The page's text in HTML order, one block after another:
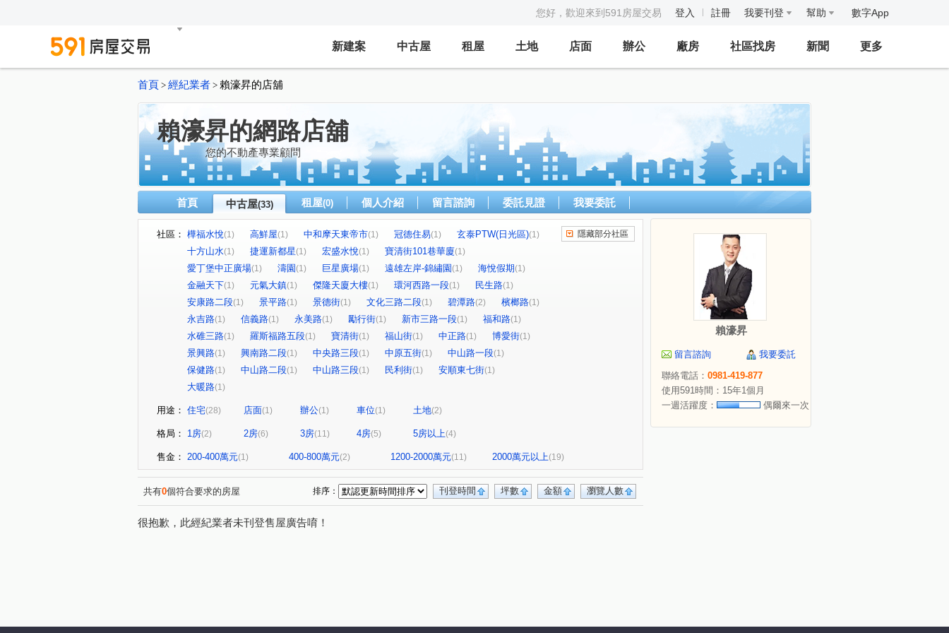
您好，歡迎來到591房屋交易 登入 註冊 我要刊登 幫助 數字App
新建案 中古屋 租屋 土地 店面 辦公 廠房 社區找房 新聞 更多
首頁 > 經紀業者 > 賴濠昇的店舖
賴濠昇的網路店舖
您的不動產專業顧問
首頁 中古屋(33) 租屋(0) 個人介紹 留言諮詢 委託見證 我要委託
社區： 樺福水悅(1) 高鮮屋(1) 中和摩天東帝市(1) 冠德住易(1) 玄泰PTW(日光區)(1)
十方山水(1) 捷運新都星(1) 宏盛水悅(1) 寶清街101巷華廈(1)
愛丁堡中正廣場(1) 濤園(1) 巨星廣場(1) 遠雄左岸-錦繡園(1) 海悅假期(1)
金融天下(1) 元氣大鎮(1) 傑隆天廈大樓(1) 環河西路一段(1) 民生路(1)
安康路二段(1) 景平路(1) 景德街(1) 文化三路二段(1) 碧潭路(2) 檳榔路(1)
永吉路(1) 信義路(1) 永美路(1) 勵行街(1) 新市三路一段(1) 福和路(1)
水碓三路(1) 羅斯福路五段(1) 寶清街(1) 福山街(1) 中正路(1) 博愛街(1)
景興路(1) 興南路二段(1) 中央路三段(1) 中原五街(1) 中山路一段(1)
保健路(1) 中山路二段(1) 中山路三段(1) 民利街(1) 安順東七街(1)
大暖路(1)
隱藏部分社區
用途： 住宅(28) 店面(1) 辦公(1) 車位(1) 土地(2)
格局： 1房(2) 2房(6) 3房(11) 4房(5) 5房以上(4)
售金： 200-400萬元(1) 400-800萬元(2) 1200-2000萬元(11) 2000萬元以上(19)
共有0個符合要求的房屋 瀏覽人數
金額
坪數
刊登時間
排序：
很抱歉，此經紀業者未刊登售屋廣告唷！
賴濠昇
留言諮詢
我要委託
聯絡電話： 0981-419-877
使用591時間：15年1個月
一週活躍度：
偶爾來一次